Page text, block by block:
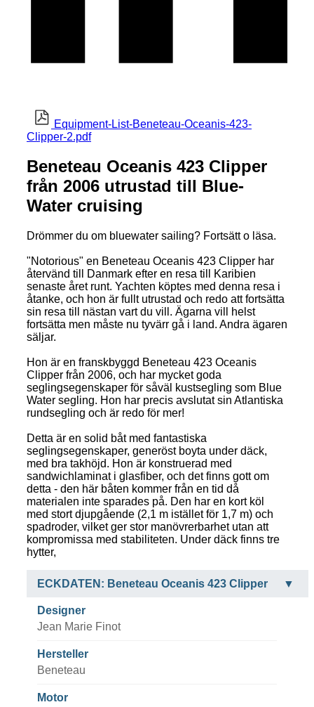
Equipment-List-Beneteau-Oceanis-423-
Clipper-2.pdf
Beneteau Oceanis 423 Clipper
från 2006 utrustad till Blue-
Water cruising
Drömmer du om bluewater sailing? Fortsätt o läsa.
"Notorious" en Beneteau Oceanis 423 Clipper har
återvänd till Danmark efter en resa till Karibien
senaste året runt. Yachten köptes med denna resa i
åtanke, och hon är fullt utrustad och redo att fortsätta
sin resa till nästan vart du vill. Ägarna vill helst
fortsätta men måste nu tyvärr gå i land. Andra ägaren
säljar.
Hon är en franskbyggd Beneteau 423 Oceanis
Clipper från 2006, och har mycket goda
seglingsegenskaper för såväl kustsegling som Blue
Water segling. Hon har precis avslutat sin Atlantiska
rundsegling och är redo för mer!
Detta är en solid båt med fantastiska
seglingsegenskaper, generöst boyta under däck,
med bra takhöjd. Hon är konstruerad med
sandwichlaminat i glasfiber, och det finns gott om
detta - den här båten kommer från en tid då
materialen inte sparades på. Den har en kort köl
med stort djupgående (2,1 m istället för 1,7 m) och
spadroder, vilket ger stor manövrerbarhet utan att
kompromissa med stabiliteten. Under däck finns tre
hytter,
ECKDATEN: Beneteau Oceanis 423 Clipper
Designer
Jean Marie Finot
Hersteller
Beneteau
Motor